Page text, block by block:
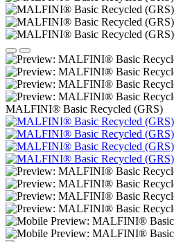
MALFINI® Basic Recycled (GRS)